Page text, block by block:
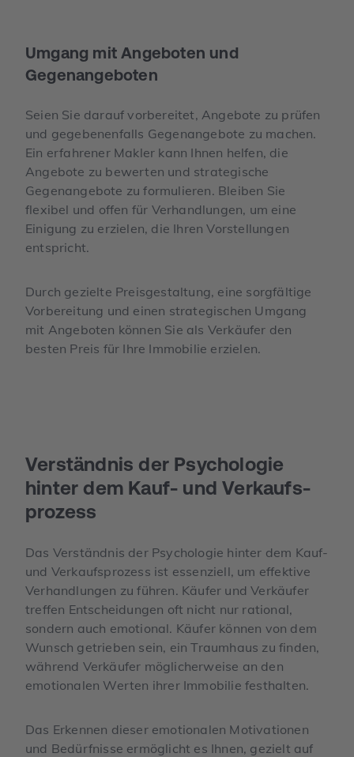
Umgang mit Angeboten und
Gegenangeboten
Seien Sie darauf vorbereitet, Angebote zu prüfen
und gegebenenfalls Gegenangebote zu machen.
Ein erfahrener Makler kann Ihnen helfen, die
Angebote zu bewerten und strategische
Gegenangebote zu formulieren. Bleiben Sie
flexibel und offen für Verhandlungen, um eine
Einigung zu erzielen, die Ihren Vorstellungen
entspricht.
Durch gezielte Preisgestaltung, eine sorgfältige
Vorbereitung und einen strategischen Umgang
mit Angeboten können Sie als Verkäufer den
besten Preis für Ihre Immobilie erzielen.
Verständnis der Psychologie
hinter dem Kauf- und Verkaufs­
prozess
Das Verständnis der Psychologie hinter dem Kauf-
und Verkaufsprozess ist essenziell, um effektive
Verhandlungen zu führen. Käufer und Verkäufer
treffen Entscheidungen oft nicht nur rational,
sondern auch emotional. Käufer können von dem
Wunsch getrieben sein, ein Traumhaus zu finden,
während Verkäufer möglicherweise an den
emotionalen Werten ihrer Immobilie festhalten.
Das Erkennen dieser emotionalen Motivationen
und Bedürfnisse ermöglicht es Ihnen, gezielt auf